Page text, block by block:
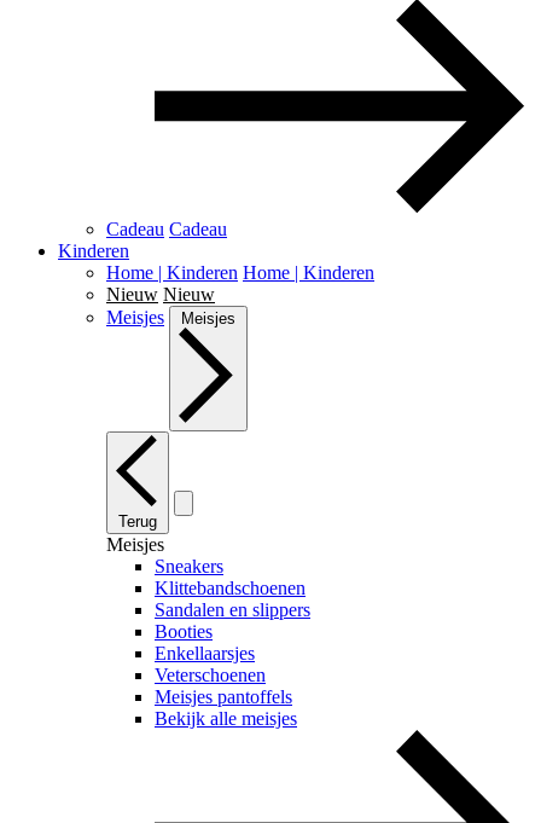
Cadeau Cadeau
Kinderen
Home | Kinderen Home | Kinderen
Nieuw Nieuw
Meisjes
Meisjes
Terug
Meisjes
Sneakers
Klittebandschoenen
Sandalen en slippers
Booties
Enkellaarsjes
Veterschoenen
Meisjes pantoffels
Bekijk alle meisjes